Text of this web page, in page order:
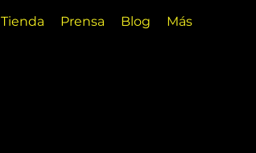
Tienda Prensa Blog Más